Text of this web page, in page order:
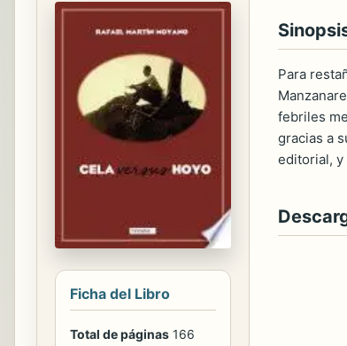
Ficha del Libro
Total de páginas 166
Para
febriles
gracias a
editorial, y